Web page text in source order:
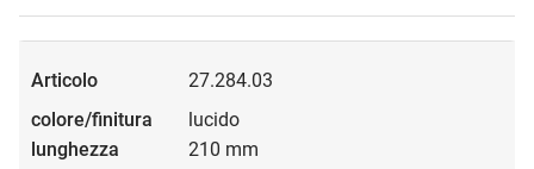
27.284.03
lucido
210 mm